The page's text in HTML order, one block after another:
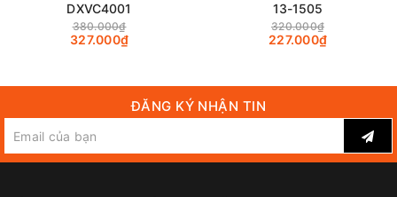
DXVC4001
380.000₫
327.000₫
13-1505
320.000₫
227.000₫
ĐĂNG KÝ NHẬN TIN